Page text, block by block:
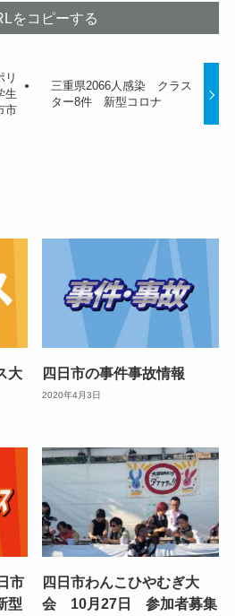
をコピーする
リ
生
市
三重県2066人感染 クラス
ター8件 新型コロナ
大
四日市の事件事故情報
2020年4月3日
市
型
四日市わんこひやむぎ大
会 10月27日 参加者募集